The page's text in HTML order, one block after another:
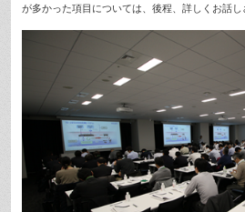
が多かった項目については、後程、詳しくお話し